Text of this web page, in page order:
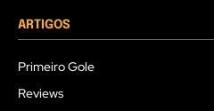
ARTIGOS
Primeiro Gole
Reviews